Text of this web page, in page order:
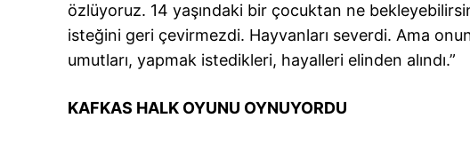
özlüyoruz. 14 yaşındaki bir çocuktan ne
isteğini geri çevirmezdi. Hayvanları severdi. Ama
umutları, yapmak istedikleri, hayalleri elinden alındı.”
KAFKAS HALK OYUNU OYNUYORDU